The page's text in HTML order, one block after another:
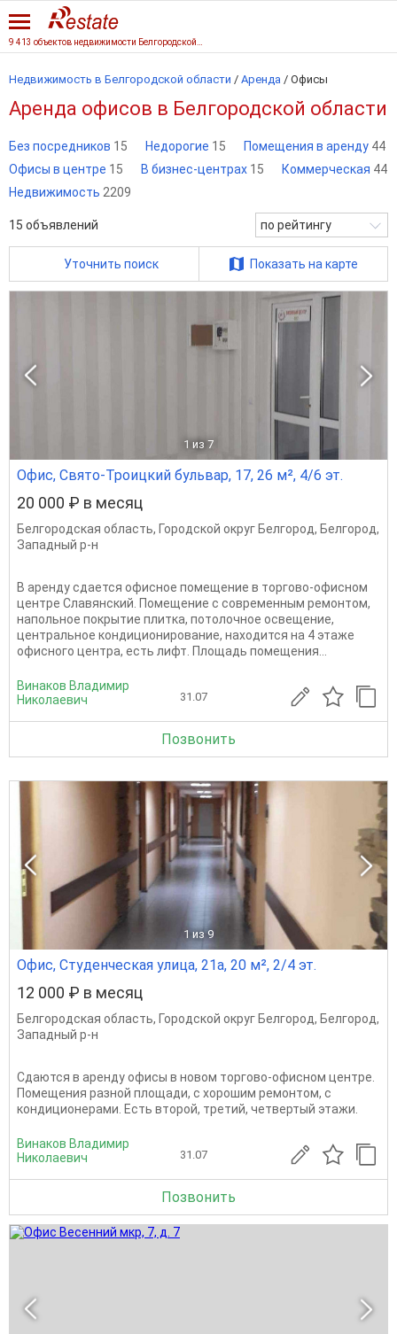
Недвижимость в Белгородской области / Аренда / Офисы
Аренда офисов в Белгородской области
Без посредников 15 Недорогие 15 Помещения в аренду 44
Офисы в центре 15 В бизнес-центрах 15 Коммерческая 44
Недвижимость 2209
15 объявлений по рейтингу
Уточнить поиск Показать на карте
1 из 7
Офис, Свято-Троицкий бульвар, 17, 26 м², 4/6 эт.
20 000 ₽ в месяц
Белгородская область, Городской округ Белгород, Белгород,
Западный р-н
В аренду сдается офисное помещение в торгово-офисном
центре Славянский. Помещение с современным ремонтом,
напольное покрытие плитка, потолочное освещение,
центральное кондиционирование, находится на 4 этаже
офисного центра, есть лифт. Площадь помещения...
Винаков Владимир
Николаевич
31.07
Позвонить
1 из 9
Офис, Студенческая улица, 21а, 20 м², 2/4 эт.
12 000 ₽ в месяц
Белгородская область, Городской округ Белгород, Белгород,
Западный р-н
Сдаются в аренду офисы в новом торгово-офисном центре.
Помещения разной площади, с хорошим ремонтом, с
кондиционерами. Есть второй, третий, четвертый этажи.
Винаков Владимир
Николаевич
31.07
Позвонить